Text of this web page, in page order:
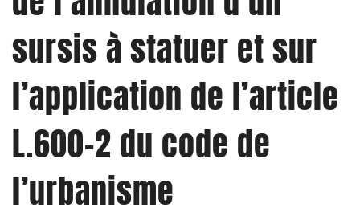
sursis à statuer et sur
l’application de l’article
L.600-2 du code de
l’urbanisme